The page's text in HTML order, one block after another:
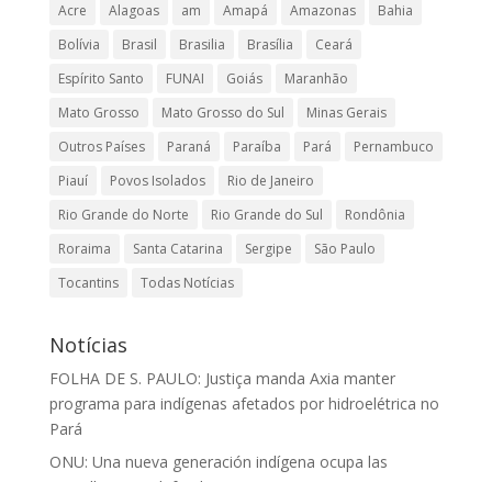
Acre Alagoas am Amapá Amazonas
Bahia
Bolívia
Brasil Brasilia Brasília
Ceará
Espírito Santo
FUNAI Goiás
Maranhão
Mato Grosso
Mato Grosso do Sul
Minas Gerais
Outros Países
Paraná Paraíba Pará
Pernambuco
Piauí
Povos Isolados
Rio de Janeiro
Rio Grande do Norte
Rio Grande do Sul
Rondônia
Roraima
Santa Catarina Sergipe
São Paulo
Tocantins
Todas Notícias
Notícias
FOLHA DE S. PAULO: Justiça manda Axia manter
programa para indígenas afetados por hidroelétrica no
Pará
ONU: Una nueva generación indígena ocupa las